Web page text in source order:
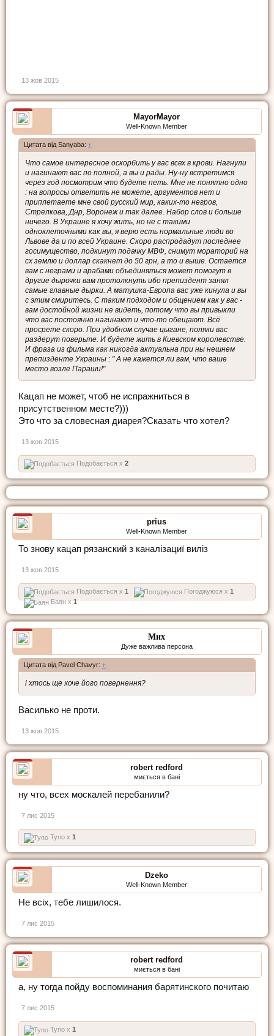
13 жов 2015
MayorMayor
Well-Known Member
Цитата від Sanyaba: ↑
Что самое интересное оскорбить у вас всех в крови. Нагнули
и нагинают вас по полной, а вы и рады. Ну-ну встретимся
через год посмотрим что будете петь. Мне не понятно одно
: на вопросы ответить не можете, аргументов нет и
приплетаете мне свой русский мир, каких-то негров,
Стрелкова, Днр, Воронеж и так далее. Набор слов и больше
ничего. В Украине я хочу жить, но не с такими
одноклеточными как вы, я верю есть нормальные люди во
Львове да и по всей Украине. Скоро распродадут последнее
госимущество, подкинут подачку МВФ, снимут мораторий на
сх землю и доллар скакнет до 50 грн, а то и выше. Остается
вам с неграми и арабами объединяться может помогут в
другие дырочки вам протолкнуть ибо препиздент занял
самые главные дырки. А матушка-Европа вас уже кинула и вы
с этим смиритесь. С таким подходом и общением как у вас -
вам достойной жизни не видеть, потому что вы привыкли
что вас постоянно нагинают и что-то обещают. Всё
просрете скоро. При удобном случае цыгане, поляки вас
раздерут поверьте. И будете жить в Киевском королевстве.
И фраза из фильма как никогда актуальна при ны нешнем
препизденте Украины : " А не кажется ли вам, что ваше
место возле Параши!"
Кацап не может, чтоб не испражниться в
присутственном месте?)))
Это что за словесная диарея?Сказать что хотел?
13 жов 2015
Подобається x 2
prius
Well-Known Member
То знову кацап рязанский з каналізациї виліз
13 жов 2015
Подобається x 1 Погоджуюся x 1
Баян x1
Мих
Дуже важлива персона
Цитата від Pavel Chavyr: ↑
і хтось ще хоче його повернення?
Василько не проти.
13 жов 2015
robert redford
миється в бані
ну что, всех москалей перебанили?
7 лис 2015
Тупо x 1
Dzeko
Well-Known Member
Не всіх, тебе лишилося.
7 лис 2015
robert redford
миється в бані
а, ну тогда пойду воспоминания барятинского почитаю
7 лис 2015
Тупо x 1